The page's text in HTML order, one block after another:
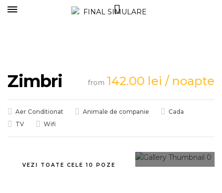
Zimbri from 142.00 lei / noapte
Aer Conditionat Animale de companie
Cada
TV
Wifi
VEZI TOATE CELE 10 POZE